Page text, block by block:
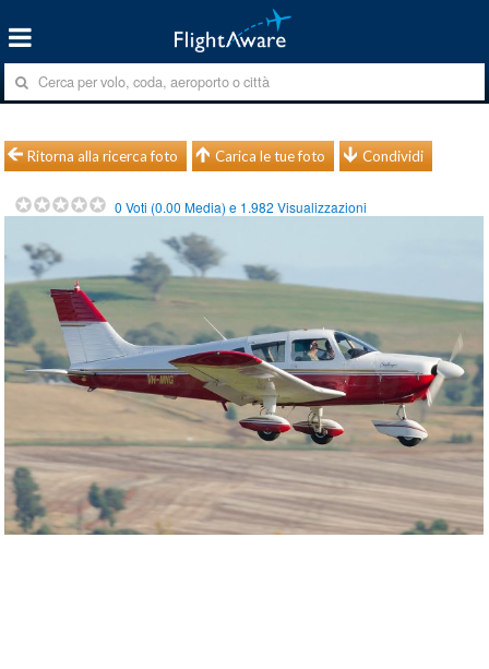
Ritorna alla ricerca foto Carica le tue foto Condividi
0 Voti (0.00 Media) e 1.982 Visualizzazioni